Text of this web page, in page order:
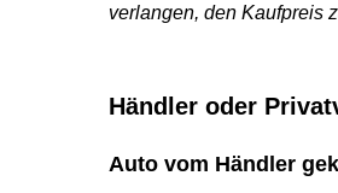
verlangen, den Kaufpreis zu
Händler oder
Auto vom Händler